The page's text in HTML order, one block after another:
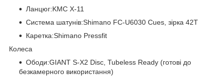
Ланцюг:KMC X-11
Система шатунів:Shimano FC-U6030 Cues, зірка 42T
Каретка:Shimano Pressfit
Колеса
Ободи:GIANT S-X2 Disc, Tubeless Ready (готові до
безкамерного використання)